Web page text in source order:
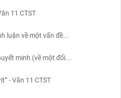
11 CTST
luận về một vấn đề...
minh (về một đối...
- Văn 11 CTST